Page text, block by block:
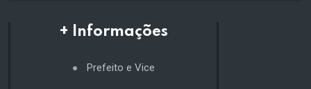
+ Informações
Prefeito e Vice